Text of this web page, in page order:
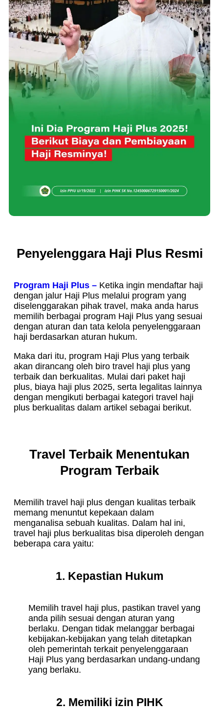
Penyelenggara Haji Plus Resmi
Program Haji Plus – Ketika ingin mendaftar haji
dengan jalur Haji Plus melalui program yang
diselenggarakan pihak travel, maka anda harus
memilih berbagai program Haji Plus yang sesuai
dengan aturan dan tata kelola penyelenggaraan
haji berdasarkan aturan hukum.
Maka dari itu, program Haji Plus yang terbaik
akan dirancang oleh biro travel haji plus yang
terbaik dan berkualitas. Mulai dari paket haji
plus, biaya haji plus 2025, serta legalitas lainnya
dengan mengikuti berbagai kategori travel haji
plus berkualitas dalam artikel sebagai berikut.
Travel Terbaik Menentukan
Program Terbaik
Memilih travel haji plus dengan kualitas terbaik
memang menuntut kepekaan dalam
menganalisa sebuah kualitas. Dalam hal ini,
travel haji plus berkualitas bisa diperoleh dengan
beberapa cara yaitu:
1. Kepastian Hukum
Memilih travel haji plus, pastikan travel yang
anda pilih sesuai dengan aturan yang
berlaku. Dengan tidak melanggar berbagai
kebijakan-kebijakan yang telah ditetapkan
oleh pemerintah terkait penyelenggaraan
Haji Plus yang berdasarkan undang-undang
yang berlaku.
2. Memiliki izin PIHK